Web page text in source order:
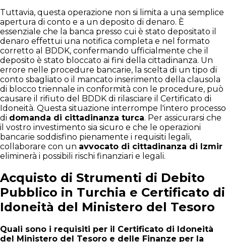
Tuttavia, questa operazione non si limita a una semplice
apertura di conto e a un deposito di denaro. È
essenziale che la banca presso cui è stato depositato il
denaro effettui una notifica completa e nel formato
corretto al BDDK, confermando ufficialmente che il
deposito è stato bloccato ai fini della cittadinanza. Un
errore nelle procedure bancarie, la scelta di un tipo di
conto sbagliato o il mancato inserimento della clausola
di blocco triennale in conformità con le procedure, può
causare il rifiuto del BDDK di rilasciare il Certificato di
Idoneità. Questa situazione interrompe l'intero processo
di domanda di cittadinanza turca. Per assicurarsi che
il vostro investimento sia sicuro e che le operazioni
bancarie soddisfino pienamente i requisiti legali,
collaborare con un avvocato di cittadinanza di Izmir
eliminerà i possibili rischi finanziari e legali.
Acquisto di Strumenti di Debito
Pubblico in Turchia e Certificato di
Idoneità del Ministero del Tesoro
Quali sono i requisiti per il Certificato di Idoneità
del Ministero del Tesoro e delle Finanze per la